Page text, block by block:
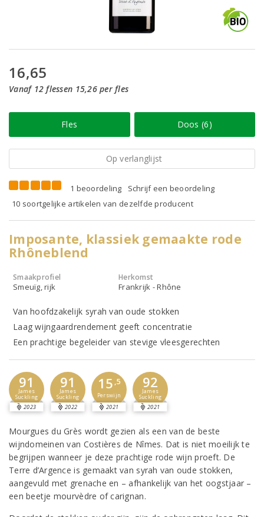
16,65
Vanaf 12 flessen 15,26 per fles
Fles Doos (6)
Op verlanglijst
1 beoordeling
Schrijf een beoordeling
10 soortgelijke artikelen van dezelfde producent
Imposante, klassiek gemaakte rode
Rhôneblend
Smaakprofiel
Smeuïg, rijk
Herkomst
Frankrijk - Rhône
Van hoofdzakelijk syrah van oude stokken
Laag wijngaardrendement geeft concentratie
Een prachtige begeleider van stevige vleesgerechten
91
James
Suckling
2023
91
James
Suckling
2022
15 ,5
Perswijn
2021
92
James
Suckling
2021
Mourgues du Grès wordt gezien als een van de beste
wijndomeinen van Costières de Nîmes. Dat is niet moeilijk te
begrijpen wanneer je deze prachtige rode wijn proeft. De
Terre d’Argence is gemaakt van syrah van oude stokken,
aangevuld met grenache en – afhankelijk van het oogstjaar –
een beetje mourvèdre of carignan.